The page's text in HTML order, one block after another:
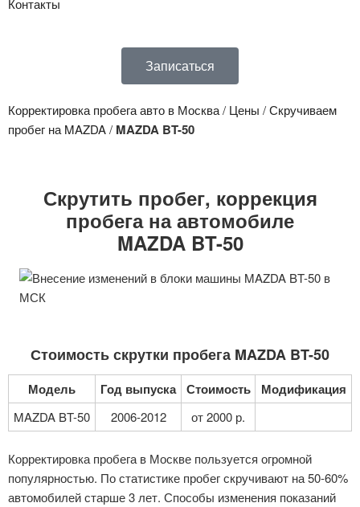
Записаться
Корректировка пробега авто в Москва/ Цены /Скручиваем
пробег на MAZDA/ MAZDA BT-50
Скрутить пробег, коррекция
пробега на автомобиле
MAZDA BT-50
Стоимость скрутки пробега MAZDA BT-50
Модель Год выпуска Стоимость Модификация
MAZDA BT-50 2006-2012 от 2000 р.
Корректировка пробега в Москве пользуется огромной
популярностью. По статистике пробег скручивают на 50-60%
автомобилей старше 3 лет. Способы изменения показаний